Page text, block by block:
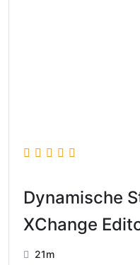
Dynamische
XChange
21m